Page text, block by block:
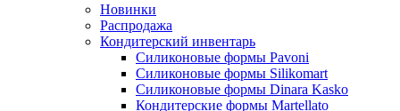
Новинки
Распродажа
Кондитерский инвентарь
Силиконовые формы Pavoni
Силиконовые формы Silikomart
Силиконовые формы Dinara Kasko
Кондитерские формы Martellato